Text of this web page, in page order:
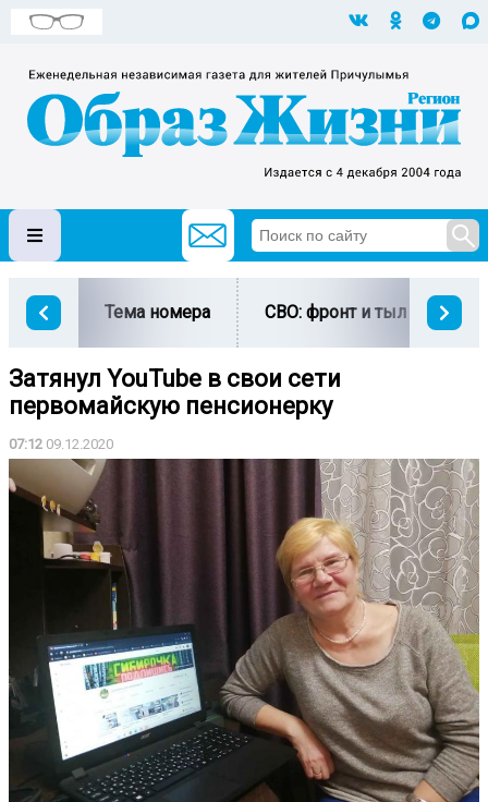
Тема номера СВО: фронт и тыл
Затянул YouTube в свои сети
первомайскую пенсионерку
07:12 09.12.2020